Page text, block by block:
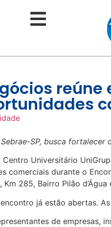
SP, busca
Centro Universitário
comerciais durante o
285, Bairro Pilão d’Água
já estão abertas.
de empresas,